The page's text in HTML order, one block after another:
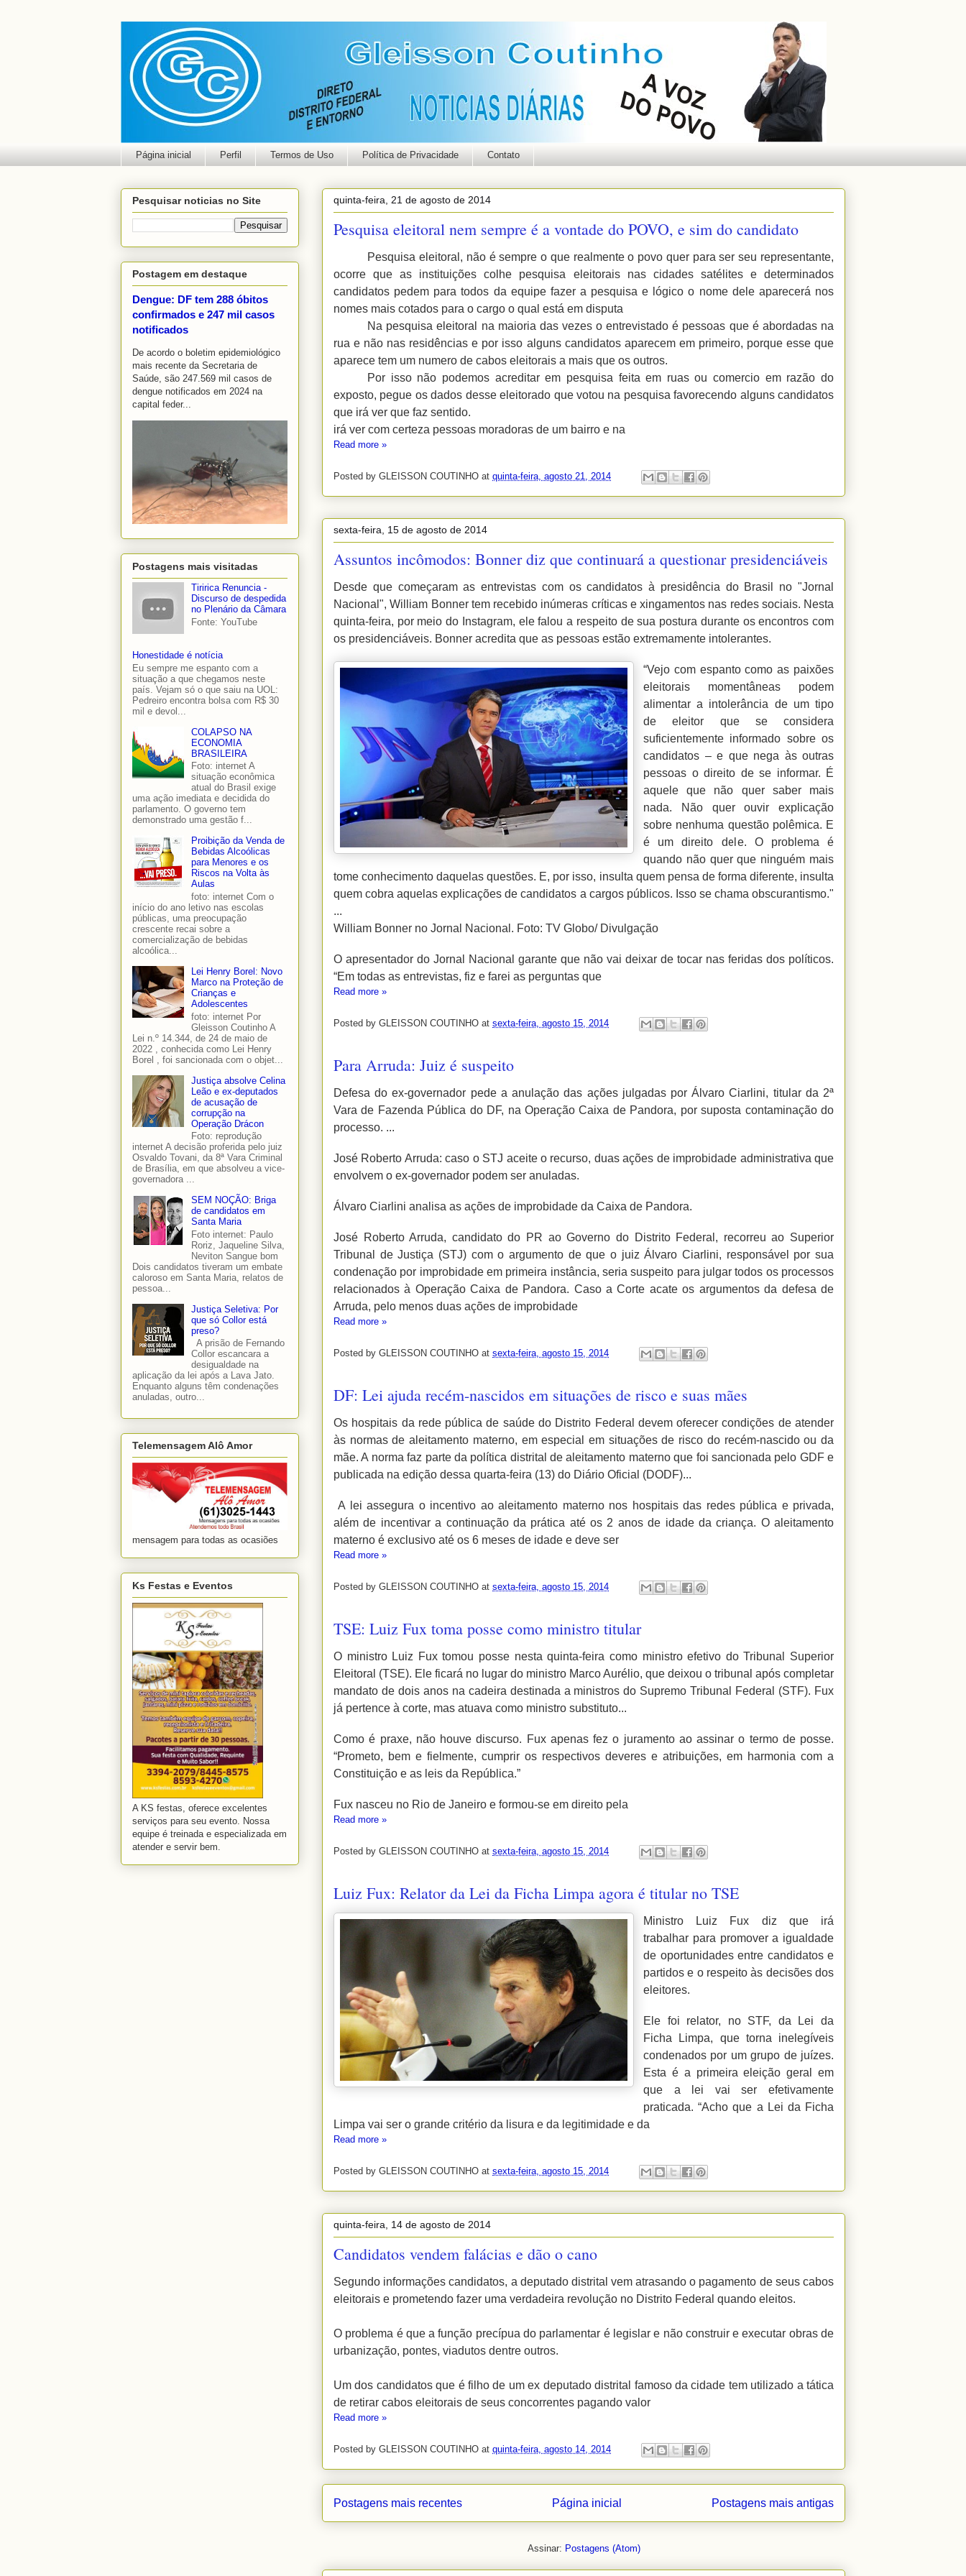
Página inicial Perfil Termos de Uso Política de Privacidade Contato
quinta-feira, 21 de agosto de 2014
Pesquisa eleitoral nem sempre é a vontade do POVO, e sim do candidato
Pesquisa eleitoral, não é sempre o que realmente o povo quer para ser seu representante,
ocorre que as instituições colhe pesquisa eleitorais nas cidades satélites e determinados
candidatos pedem para todos da equipe fazer a pesquisa e lógico o nome dele aparecerá nos
nomes mais cotados para o cargo o qual está em disputa
Na pesquisa eleitoral na maioria das vezes o entrevistado é pessoas que é abordadas na
rua e não nas residências e por isso alguns candidatos aparecem em primeiro, porque esse que
aparece tem um numero de cabos eleitorais a mais que os outros.
Por isso não podemos acreditar em pesquisa feita em ruas ou comercio em razão do
exposto, pegue os dados desse eleitorado que votou na pesquisa favorecendo alguns candidatos
que irá ver que faz sentido.
irá ver com certeza pessoas moradoras de um bairro e na
Read more »
Posted by GLEISSON COUTINHO at quinta-feira, agosto 21, 2014
sexta-feira, 15 de agosto de 2014
Assuntos incômodos: Bonner diz que continuará a questionar presidenciáveis
Desde que começaram as entrevistas com os candidatos à presidência do Brasil no "Jornal
Nacional", William Bonner tem recebido inúmeras críticas e xingamentos nas redes sociais. Nesta
quinta-feira, por meio do Instagram, ele falou a respeito de sua postura durante os encontros com
os presidenciáveis. Bonner acredita que as pessoas estão extremamente intolerantes.
“Vejo com espanto como as paixões
eleitorais momentâneas podem
alimentar a intolerância de um tipo
de eleitor que se considera
suficientemente informado sobre os
candidatos – e que nega às outras
pessoas o direito de se informar. É
aquele que não quer saber mais
nada. Não quer ouvir explicação
sobre nenhuma questão polêmica. E
é um direito dele. O problema é
quando não quer que ninguém mais
tome conhecimento daquelas questões. E, por isso, insulta quem pensa de forma diferente, insulta
quem cobra aquelas explicações de candidatos a cargos públicos. Isso se chama obscurantismo."
...
William Bonner no Jornal Nacional. Foto: TV Globo/ Divulgação
O apresentador do Jornal Nacional garante que não vai deixar de tocar nas feridas dos políticos.
“Em todas as entrevistas, fiz e farei as perguntas que
Read more »
Posted by GLEISSON COUTINHO at sexta-feira, agosto 15, 2014
Para Arruda: Juiz é suspeito
Defesa do ex-governador pede a anulação das ações julgadas por Álvaro Ciarlini, titular da 2ª
Vara de Fazenda Pública do DF, na Operação Caixa de Pandora, por suposta contaminação do
processo. ...
José Roberto Arruda: caso o STJ aceite o recurso, duas ações de improbidade administrativa que
envolvem o ex-governador podem ser anuladas.
Álvaro Ciarlini analisa as ações de improbidade da Caixa de Pandora.
José Roberto Arruda, candidato do PR ao Governo do Distrito Federal, recorreu ao Superior
Tribunal de Justiça (STJ) com o argumento de que o juiz Álvaro Ciarlini, responsável por sua
condenação por improbidade em primeira instância, seria suspeito para julgar todos os processos
relacionados à Operação Caixa de Pandora. Caso a Corte acate os argumentos da defesa de
Arruda, pelo menos duas ações de improbidade
Read more »
Posted by GLEISSON COUTINHO at sexta-feira, agosto 15, 2014
DF: Lei ajuda recém-nascidos em situações de risco e suas mães
Os hospitais da rede pública de saúde do Distrito Federal devem oferecer condições de atender
às normas de aleitamento materno, em especial em situações de risco do recém-nascido ou da
mãe. A norma faz parte da política distrital de aleitamento materno que foi sancionada pelo GDF e
publicada na edição dessa quarta-feira (13) do Diário Oficial (DODF)...
A lei assegura o incentivo ao aleitamento materno nos hospitais das redes pública e privada,
além de incentivar a continuação da prática até os 2 anos de idade da criança. O aleitamento
materno é exclusivo até os 6 meses de idade e deve ser
Read more »
Posted by GLEISSON COUTINHO at sexta-feira, agosto 15, 2014
TSE: Luiz Fux toma posse como ministro titular
O ministro Luiz Fux tomou posse nesta quinta-feira como ministro efetivo do Tribunal Superior
Eleitoral (TSE). Ele ficará no lugar do ministro Marco Aurélio, que deixou o tribunal após completar
mandato de dois anos na cadeira destinada a ministros do Supremo Tribunal Federal (STF). Fux
já pertence à corte, mas atuava como ministro substituto...
Como é praxe, não houve discurso. Fux apenas fez o juramento ao assinar o termo de posse.
“Prometo, bem e fielmente, cumprir os respectivos deveres e atribuições, em harmonia com a
Constituição e as leis da República.”
Fux nasceu no Rio de Janeiro e formou-se em direito pela
Read more »
Posted by GLEISSON COUTINHO at sexta-feira, agosto 15, 2014
Luiz Fux: Relator da Lei da Ficha Limpa agora é titular no TSE
Ministro Luiz Fux diz que irá
trabalhar para promover a igualdade
de oportunidades entre candidatos e
partidos e o respeito às decisões dos
eleitores.
Ele foi relator, no STF, da Lei da
Ficha Limpa, que torna inelegíveis
condenados por um grupo de juízes.
Esta é a primeira eleição geral em
que a lei vai ser efetivamente
praticada. “Acho que a Lei da Ficha
Limpa vai ser o grande critério da lisura e da legitimidade e da
Read more »
Posted by GLEISSON COUTINHO at sexta-feira, agosto 15, 2014
quinta-feira, 14 de agosto de 2014
Candidatos vendem falácias e dão o cano
Segundo informações candidatos, a deputado distrital vem atrasando o pagamento de seus cabos
eleitorais e prometendo fazer uma verdadeira revolução no Distrito Federal quando eleitos.
O problema é que a função precípua do parlamentar é legislar e não construir e executar obras de
urbanização, pontes, viadutos dentre outros.
Um dos candidatos que é filho de um ex deputado distrital famoso da cidade tem utilizado a tática
de retirar cabos eleitorais de seus concorrentes pagando valor
Read more »
Posted by GLEISSON COUTINHO at quinta-feira, agosto 14, 2014
Postagens mais recentes Postagens mais antigas
Página inicial
Assinar: Postagens (Atom)
Pesquisar noticias no Site
Postagem em destaque
Dengue: DF tem 288 óbitos
confirmados e 247 mil casos
notificados
De acordo o boletim epidemiológico
mais recente da Secretaria de
Saúde, são 247.569 mil casos de
dengue notificados em 2024 na
capital feder...
Postagens mais visitadas
Tiririca Renuncia -
Discurso de despedida
no Plenário da Câmara
Fonte: YouTube
Honestidade é notícia
Eu sempre me espanto com a
situação a que chegamos neste
país. Vejam só o que saiu na UOL:
Pedreiro encontra bolsa com R$ 30
mil e devol...
COLAPSO NA
ECONOMIA
BRASILEIRA
Foto: internet A
situação econômica
atual do Brasil exige
uma ação imediata e decidida do
parlamento. O governo tem
demonstrado uma gestão f...
Proibição da Venda de
Bebidas Alcoólicas
para Menores e os
Riscos na Volta às
Aulas
foto: internet Com o
início do ano letivo nas escolas
públicas, uma preocupação
crescente recai sobre a
comercialização de bebidas
alcoólica...
Lei Henry Borel: Novo
Marco na Proteção de
Crianças e
Adolescentes
foto: internet Por
Gleisson Coutinho A
Lei n.º 14.344, de 24 de maio de
2022 , conhecida como Lei Henry
Borel , foi sancionada com o objet...
Justiça absolve Celina
Leão e ex-deputados
de acusação de
corrupção na
Operação Drácon
Foto: reprodução
internet A decisão proferida pelo juiz
Osvaldo Tovani, da 8ª Vara Criminal
de Brasília, em que absolveu a vice-
governadora ...
SEM NOÇÃO: Briga
de candidatos em
Santa Maria
Foto internet: Paulo
Roriz, Jaqueline Silva,
Neviton Sangue bom
Dois candidatos tiveram um embate
caloroso em Santa Maria, relatos de
pessoa...
Justiça Seletiva: Por
que só Collor está
preso?
A prisão de Fernando
Collor escancara a
desigualdade na
aplicação da lei após a Lava Jato.
Enquanto alguns têm condenações
anuladas, outro...
Telemensagem Alô Amor
mensagem para todas as ocasiões
Ks Festas e Eventos
A KS festas, oferece excelentes
serviços para seu evento. Nossa
equipe é treinada e especializada em
atender e servir bem.